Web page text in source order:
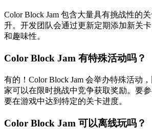
Color Block Jam 包含大量具有挑战性的
升。开发团队会通过更新定期添加新关
和趣味性。
Color Block Jam 有特殊活动吗？
有的！Color Block Jam 会举办特殊活动
家可以在限时挑战中竞争获取奖励。要
要在游戏中达到特定的关卡进度。
Color Block Jam 可以离线玩吗？